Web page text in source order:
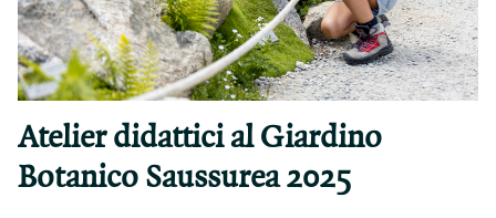
Atelier didattici al Giardino
Botanico Saussurea 2025